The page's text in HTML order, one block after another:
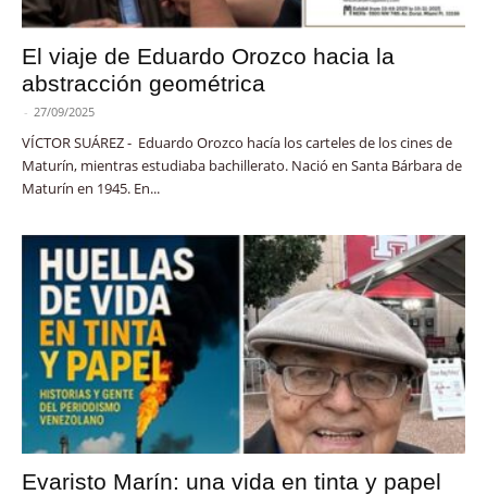
El viaje de Eduardo Orozco hacia la
abstracción geométrica
- 27/09/2025
VÍCTOR SUÁREZ - Eduardo Orozco hacía los carteles de los cines de
Maturín, mientras estudiaba bachillerato. Nació en Santa Bárbara de
Maturín en 1945. En...
Evaristo Marín: una vida en tinta y papel